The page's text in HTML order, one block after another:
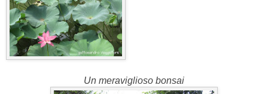
Un meraviglioso bonsai